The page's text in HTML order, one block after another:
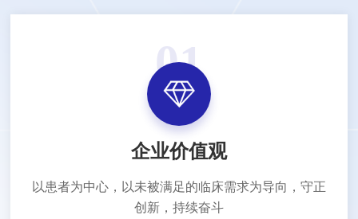
01
企业价值观
以患者为中心，以未被满足的临床需求为导向，守正
创新，持续奋斗